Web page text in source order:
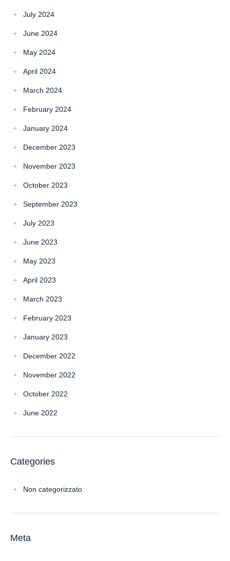
July 2024
June 2024
May 2024
April 2024
March 2024
February 2024
January 2024
December 2023
November 2023
October 2023
September 2023
July 2023
June 2023
May 2023
April 2023
March 2023
February 2023
January 2023
December 2022
November 2022
October 2022
June 2022
Categories
Non categorizzato
Meta